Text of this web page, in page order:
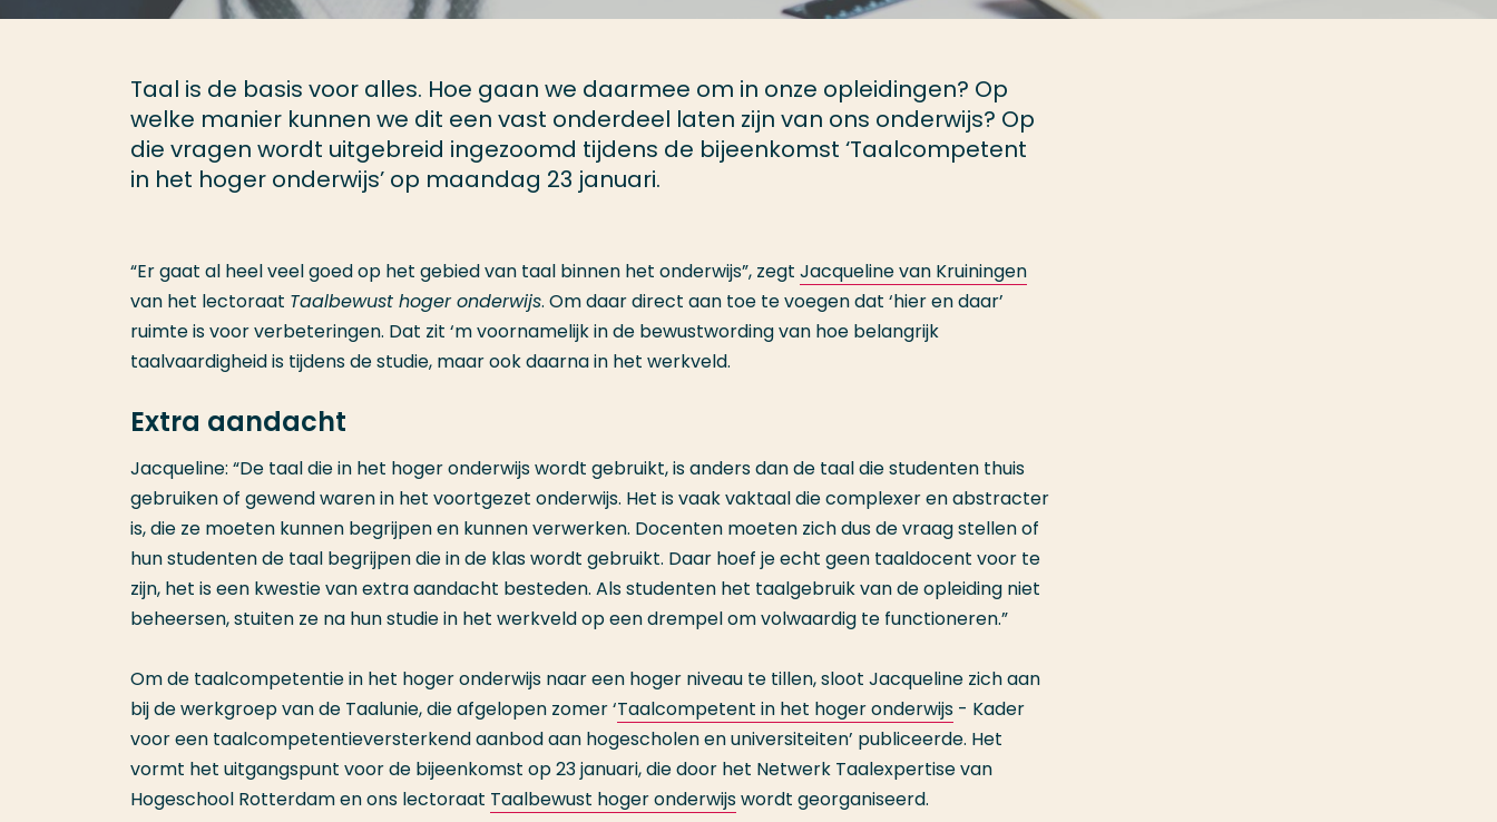
Taal is de basis voor alles. Hoe gaan we daarmee om in onze opleidingen? Op
welke manier kunnen we dit een vast onderdeel laten zijn van ons onderwijs? Op
die vragen wordt uitgebreid ingezoomd tijdens de bijeenkomst ‘Taalcompetent
in het hoger onderwijs’ op maandag 23 januari.
“Er gaat al heel veel goed op het gebied van taal binnen het onderwijs”, zegt Jacqueline van Kruiningen
van het lectoraat Taalbewust hoger onderwijs. Om daar direct aan toe te voegen dat ‘hier en daar’
ruimte is voor verbeteringen. Dat zit ‘m voornamelijk in de bewustwording van hoe belangrijk
taalvaardigheid is tijdens de studie, maar ook daarna in het werkveld.
Extra aandacht
Jacqueline: “De taal die in het hoger onderwijs wordt gebruikt, is anders dan de taal die studenten thuis
gebruiken of gewend waren in het voortgezet onderwijs. Het is vaak vaktaal die complexer en abstracter
is, die ze moeten kunnen begrijpen en kunnen verwerken. Docenten moeten zich dus de vraag stellen of
hun studenten de taal begrijpen die in de klas wordt gebruikt. Daar hoef je echt geen taaldocent voor te
zijn, het is een kwestie van extra aandacht besteden. Als studenten het taalgebruik van de opleiding niet
beheersen, stuiten ze na hun studie in het werkveld op een drempel om volwaardig te functioneren.”
Om de taalcompetentie in het hoger onderwijs naar een hoger niveau te tillen, sloot Jacqueline zich aan
bij de werkgroep van de Taalunie, die afgelopen zomer ‘Taalcompetent in het hoger onderwijs - Kader
voor een taalcompetentieversterkend aanbod aan hogescholen en universiteiten’ publiceerde. Het
vormt het uitgangspunt voor de bijeenkomst op 23 januari, die door het Netwerk Taalexpertise van
Hogeschool Rotterdam en ons lectoraat Taalbewust hoger onderwijswordt georganiseerd.